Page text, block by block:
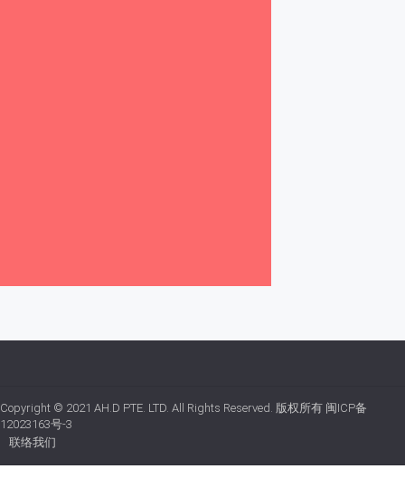
Copyright © 2021 AH.D PTE. LTD. All Rights Reserved. 版权所有 闽ICP备
12023163号-3
联络我们